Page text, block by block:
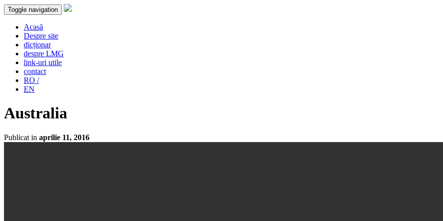
Toggle navigation
Acasă
Despre site
dicționar
despre LMG
link-uri utile
contact
RO /
EN
Australia
Publicat in aprilie 11, 2016